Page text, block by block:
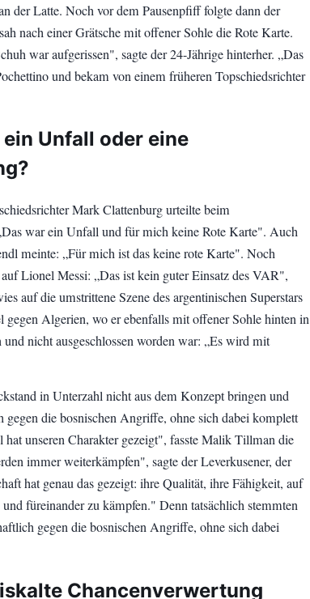
der Latte. Noch vor dem Pausenpfiff folgte dann der
nach einer Grätsche mit offener Sohle die Rote Karte.
war aufgerissen", sagte der 24-Jährige hinterher. „Das
und bekam von einem früheren Topschiedsrichter
ein Unfall oder eine
Mark Clattenburg urteilte beim
war ein Unfall und für mich keine Rote Karte". Auch
meinte: „Für mich ist das keine rote Karte". Noch
Lionel Messi: „Das ist kein guter Einsatz des VAR",
auf die umstrittene Szene des argentinischen Superstars
gegen Algerien, wo er ebenfalls mit offener Sohle hinten in
und nicht ausgeschlossen worden war: „Es wird mit
in Unterzahl nicht aus dem Konzept bringen und
gegen die bosnischen Angriffe, ohne sich dabei komplett
hat unseren Charakter gezeigt", fasste Malik Tillman die
immer weiterkämpfen", sagte der Leverkusener, der
hat genau das gezeigt: ihre Qualität, ihre Fähigkeit, auf
füreinander zu kämpfen." Denn tatsächlich stemmten
gegen die bosnischen Angriffe, ohne sich dabei
Chancenverwertung